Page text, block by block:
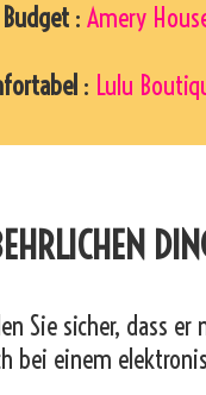
:Amery
: Lulu
Sie sicher, dass
bei einem